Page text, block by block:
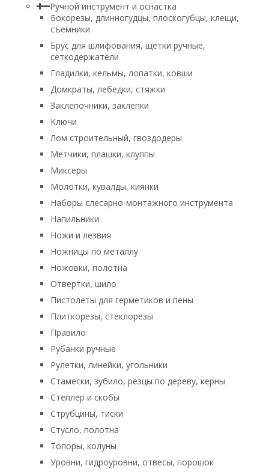
Ручной инструмент и оснастка
Бокорезы, длинногудцы, плоскогубцы, клещи,
съемники
Брус для шлифования, щетки ручные,
сеткодержатели
Гладилки, кельмы, лопатки, ковши
Домкраты, лебедки, стяжки
Заклепочники, заклепки
Ключи
Лом строительный, гвоздодеры
Метчики, плашки, клуппы
Миксеры
Молотки, кувалды, киянки
Наборы слесарно-монтажного инструмента
Напильники
Ножи и лезвия
Ножницы по металлу
Ножовки, полотна
Отвертки, шило
Пистолеты для герметиков и пены
Плиткорезы, стеклорезы
Правило
Рубанки ручные
Рулетки, линейки, угольники
Стамески, зубило, резцы по дереву, керны
Степлер и скобы
Струбцины, тиски
Стусло, полотна
Топоры, колуны
Уровни, гидроуровни, отвесы, порошок